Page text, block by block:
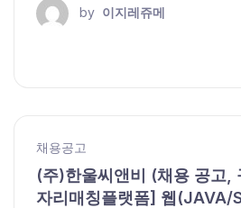
by 이지레쥬메
채용공고
(주)한울씨앤비 (채용 공고,
자리매칭플랫폼] 웹(JAVA/